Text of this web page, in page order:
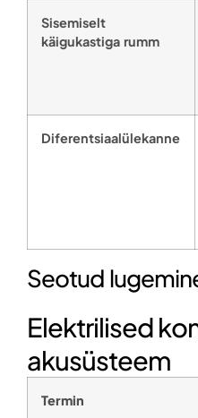
Sisemiselt
käigukastiga rumm
Diferentsiaalülekanne
Seotud
Elektrilised
akusüsteem
Termin